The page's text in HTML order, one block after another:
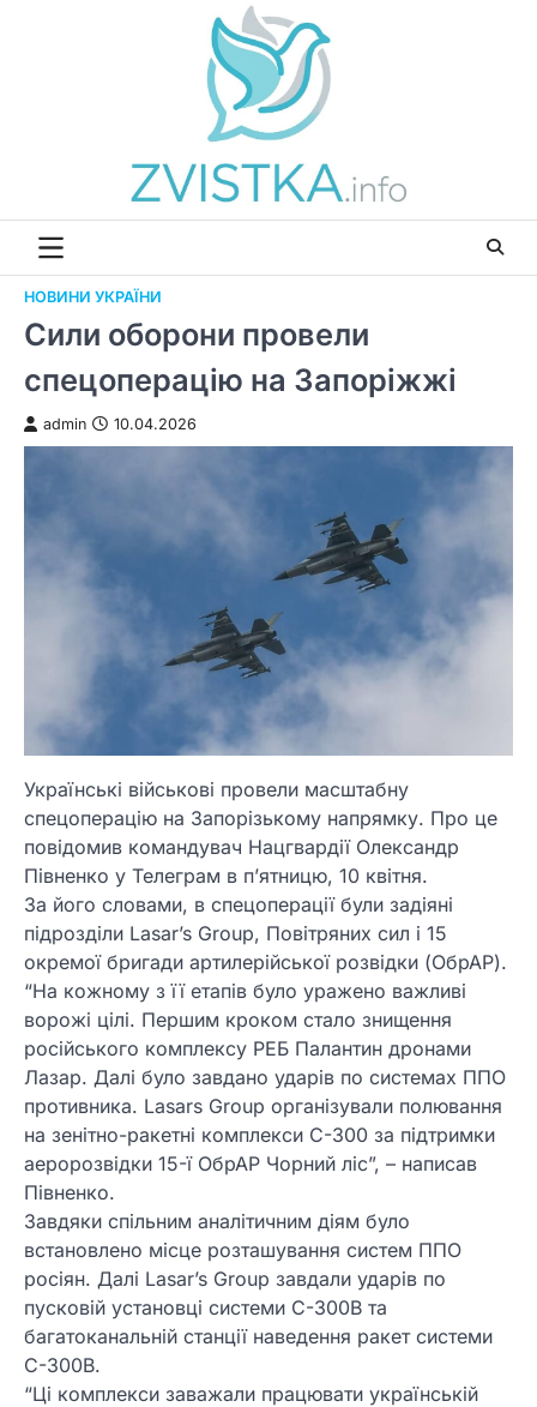
НОВИНИ УКРАЇНИ
Cили оборони провели
спецоперацію на Запоріжжі
admin 10.04.2026
Українські військові провели масштабну
спецоперацію на Запорізькому напрямку. Про це
повідомив командувач Нацгвардії Олександр
Півненко у Телеграм в п’ятницю, 10 квітня.
За його словами, в спецоперації були задіяні
підрозділи Lasar’s Group, Повітряних сил і 15
окремої бригади артилерійської розвідки (ОбрАР).
“На кожному з її етапів було уражено важливі
ворожі цілі. Першим кроком стало знищення
російського комплексу РЕБ Палантин дронами
Лазар. Далі було завдано ударів по системах ППО
противника. Lasars Group організували полювання
на зенітно-ракетні комплекси С-300 за підтримки
аеророзвідки 15-ї ОбрАР Чорний ліс”, – написав
Півненко.
Завдяки спільним аналітичним діям було
встановлено місце розташування систем ППО
росіян. Далі Lasar’s Group завдали ударів по
пусковій установці системи С-300В та
багатоканальній станції наведення ракет системи
С-300В.
“Ці комплекси заважали працювати українській